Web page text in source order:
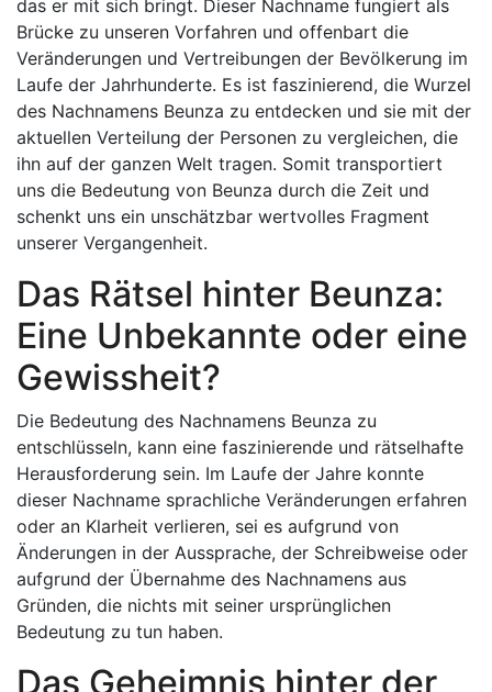
das er mit sich bringt. Dieser Nachname fungiert als
Brücke zu unseren Vorfahren und offenbart die
Veränderungen und Vertreibungen der Bevölkerung im
Laufe der Jahrhunderte. Es ist faszinierend, die Wurzel
des Nachnamens Beunza zu entdecken und sie mit der
aktuellen Verteilung der Personen zu vergleichen, die
ihn auf der ganzen Welt tragen. Somit transportiert
uns die Bedeutung von Beunza durch die Zeit und
schenkt uns ein unschätzbar wertvolles Fragment
unserer Vergangenheit.
Das Rätsel hinter Beunza:
Eine Unbekannte oder eine
Gewissheit?
Die Bedeutung des Nachnamens Beunza zu
entschlüsseln, kann eine faszinierende und rätselhafte
Herausforderung sein. Im Laufe der Jahre konnte
dieser Nachname sprachliche Veränderungen erfahren
oder an Klarheit verlieren, sei es aufgrund von
Änderungen in der Aussprache, der Schreibweise oder
aufgrund der Übernahme des Nachnamens aus
Gründen, die nichts mit seiner ursprünglichen
Bedeutung zu tun haben.
Das Geheimnis hinter der